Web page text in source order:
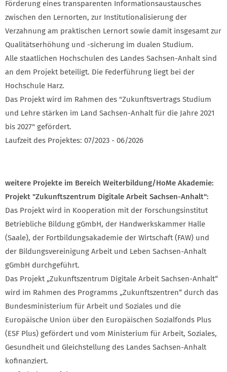
Förderung eines transparenten Informationsaustausches
zwischen den Lernorten, zur Institutionalisierung der
Verzahnung am praktischen Lernort sowie damit insgesamt zur
Qualitätserhöhung und -sicherung im dualen Studium.
Alle staatlichen Hochschulen des Landes Sachsen-Anhalt sind
an dem Projekt beteiligt. Die Federführung liegt bei der
Hochschule Harz.
Das Projekt wird im Rahmen des "Zukunftsvertrags Studium
und Lehre stärken im Land Sachsen-Anhalt für die Jahre 2021
bis 2027" gefördert.
Laufzeit des Projektes: 07/2023 - 06/2026
weitere Projekte im Bereich Weiterbildung/HoMe Akademie:
Projekt "Zukunftszentrum Digitale Arbeit Sachsen-Anhalt":
Das Projekt wird in Kooperation mit der Forschungsinstitut
Betriebliche Bildung gGmbH, der Handwerkskammer Halle
(Saale), der Fortbildungsakademie der Wirtschaft (FAW) und
der Bildungsvereinigung Arbeit und Leben Sachsen-Anhalt
gGmbH durchgeführt.
Das Projekt „Zukunftszentrum Digitale Arbeit Sachsen-Anhalt“
wird im Rahmen des Programms „Zukunftszentren“ durch das
Bundesministerium für Arbeit und Soziales und die
Europäische Union über den Europäischen Sozialfonds Plus
(ESF Plus) gefördert und vom Ministerium für Arbeit, Soziales,
Gesundheit und Gleichstellung des Landes Sachsen-Anhalt
kofinanziert.